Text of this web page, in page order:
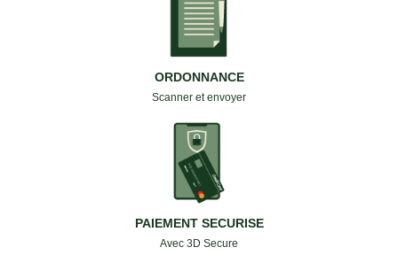
ORDONNANCE
Scanner et envoyer
PAIEMENT SECURISE
Avec 3D Secure